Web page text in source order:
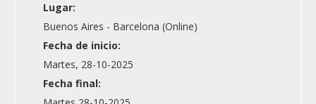
Lugar:
Buenos Aires - Barcelona (Online)
Fecha de inicio:
Martes, 28-10-2025
Fecha final: